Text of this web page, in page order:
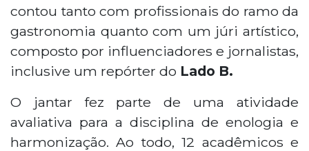
contou tanto com profissionais do ramo da
gastronomia quanto com um júri artístico,
composto por influenciadores e jornalistas,
inclusive um repórter do Lado B.
O jantar fez parte de uma atividade
avaliativa para a disciplina de enologia e
harmonização. Ao todo, 12 acadêmicos e